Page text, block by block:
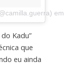
em
Kadu”
que
eu ainda